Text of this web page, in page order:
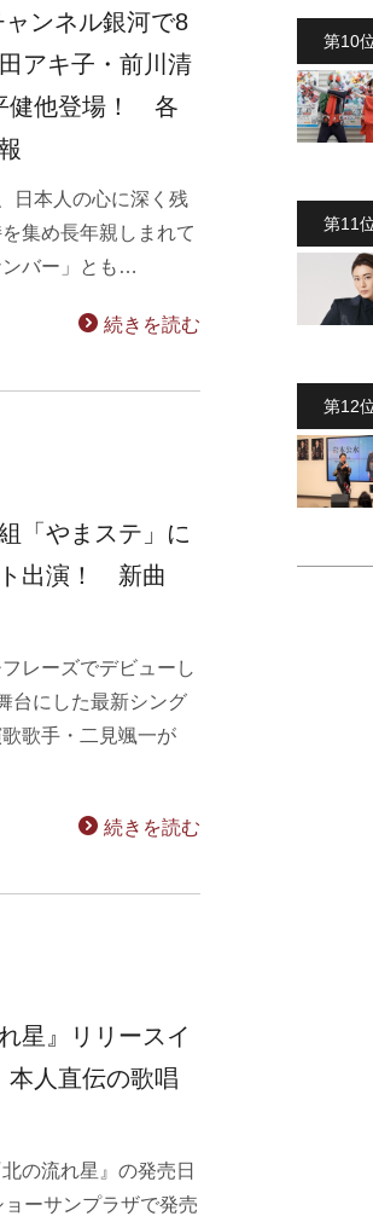
ンネル銀河で8
アキ子・前川清
健他登場！ 各
日本人の心に深く残
集め長年親しまれて
ンバー」とも…
続きを読む
「やまステ」に
出演！ 新曲
レーズでデビューし
台にした最新シング
歌手・二見颯一が
続きを読む
星』リリースイ
人直伝の歌唱
の流れ星』の発売日
ーサンプラザで発売